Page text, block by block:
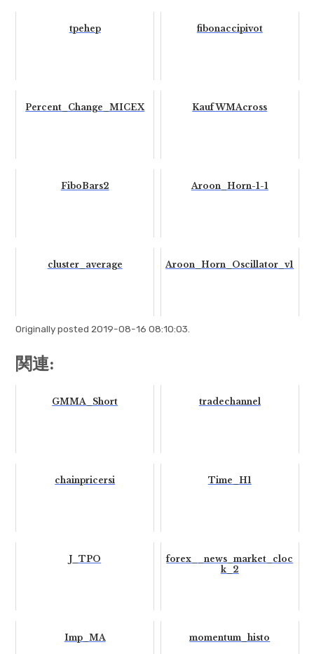
tpehep fibonaccipivot
Percent_Change_MICEX KaufWMAcross
FiboBars2 Aroon_Horn-1-1
cluster_average Aroon_Horn_Oscillator_v1
Originally posted 2019-08-16 08:10:03.
関連:
GMMA_Short tradechannel
chainpricersi Time_H1
J_TPO
forex__news_market_cloc
k_2
Imp_MA momentum_histo